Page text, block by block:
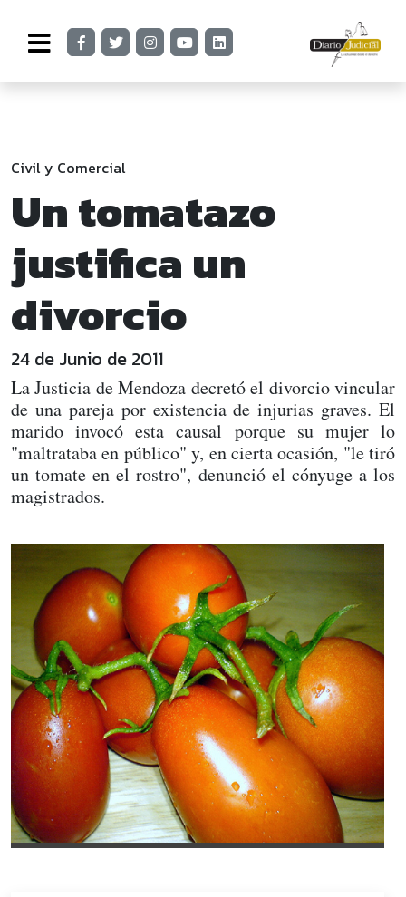
Civil y Comercial
Un tomatazo
justifica un
divorcio
24 de Junio de 2011
La Justicia de Mendoza decretó el divorcio vincular
de una pareja por existencia de injurias graves. El
marido invocó esta causal porque su mujer lo
"maltrataba en público" y, en cierta ocasión, "le tiró
un tomate en el rostro", denunció el cónyuge a los
magistrados.